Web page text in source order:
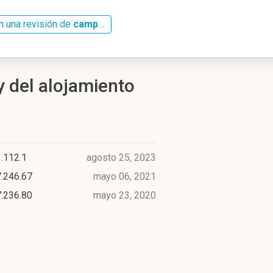
una revisión de campusvirtual.isfodosu.edu.do
del alojamiento
agosto 25, 2023
mayo 06, 2021
mayo 23, 2020